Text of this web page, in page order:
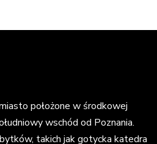
położone w środkowej
wschód od Poznania.
takich jak gotycka katedra